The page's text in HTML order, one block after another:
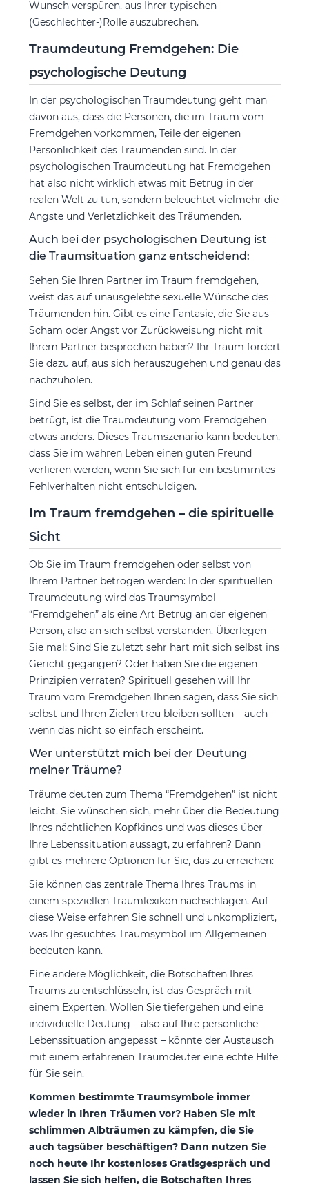
Wunsch verspüren, aus Ihrer typischen
(Geschlechter-)Rolle auszubrechen.
Traumdeutung Fremdgehen: Die
psychologische Deutung
In der psychologischen Traumdeutung geht man
davon aus, dass die Personen, die im Traum vom
Fremdgehen vorkommen, Teile der eigenen
Persönlichkeit des Träumenden sind. In der
psychologischen Traumdeutung hat Fremdgehen
hat also nicht wirklich etwas mit Betrug in der
realen Welt zu tun, sondern beleuchtet vielmehr die
Ängste und Verletzlichkeit des Träumenden.
Auch bei der psychologischen Deutung ist
die Traumsituation ganz entscheidend:
Sehen Sie Ihren Partner im Traum fremdgehen,
weist das auf unausgelebte sexuelle Wünsche des
Träumenden hin. Gibt es eine Fantasie, die Sie aus
Scham oder Angst vor Zurückweisung nicht mit
Ihrem Partner besprochen haben? Ihr Traum fordert
Sie dazu auf, aus sich herauszugehen und genau das
nachzuholen.
Sind Sie es selbst, der im Schlaf seinen Partner
betrügt, ist die Traumdeutung vom Fremdgehen
etwas anders. Dieses Traumszenario kann bedeuten,
dass Sie im wahren Leben einen guten Freund
verlieren werden, wenn Sie sich für ein bestimmtes
Fehlverhalten nicht entschuldigen.
Im Traum fremdgehen – die spirituelle
Sicht
Ob Sie im Traum fremdgehen oder selbst von
Ihrem Partner betrogen werden: In der spirituellen
Traumdeutung wird das Traumsymbol
“Fremdgehen” als eine Art Betrug an der eigenen
Person, also an sich selbst verstanden. Überlegen
Sie mal: Sind Sie zuletzt sehr hart mit sich selbst ins
Gericht gegangen? Oder haben Sie die eigenen
Prinzipien verraten? Spirituell gesehen will Ihr
Traum vom Fremdgehen Ihnen sagen, dass Sie sich
selbst und Ihren Zielen treu bleiben sollten – auch
wenn das nicht so einfach erscheint.
Wer unterstützt mich bei der Deutung
meiner Träume?
Träume deuten zum Thema “Fremdgehen” ist nicht
leicht. Sie wünschen sich, mehr über die Bedeutung
Ihres nächtlichen Kopfkinos und was dieses über
Ihre Lebenssituation aussagt, zu erfahren? Dann
gibt es mehrere Optionen für Sie, das zu erreichen:
Sie können das zentrale Thema Ihres Traums in
einem speziellen Traumlexikon nachschlagen. Auf
diese Weise erfahren Sie schnell und unkompliziert,
was Ihr gesuchtes Traumsymbol im Allgemeinen
bedeuten kann.
Eine andere Möglichkeit, die Botschaften Ihres
Traums zu entschlüsseln, ist das Gespräch mit
einem Experten. Wollen Sie tiefergehen und eine
individuelle Deutung – also auf Ihre persönliche
Lebenssituation angepasst – könnte der Austausch
mit einem erfahrenen Traumdeuter eine echte Hilfe
für Sie sein.
Kommen bestimmte Traumsymbole immer
wieder in Ihren Träumen vor? Haben Sie mit
schlimmen Albträumen zu kämpfen, die Sie
auch tagsüber beschäftigen? Dann nutzen Sie
noch heute Ihr kostenloses Gratisgespräch und
lassen Sie sich helfen, die Botschaften Ihres